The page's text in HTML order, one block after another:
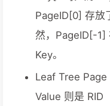
PageID[0] 存放
然，PageID[-1]
Key。
Leaf Tree Page
Value 则是 RID